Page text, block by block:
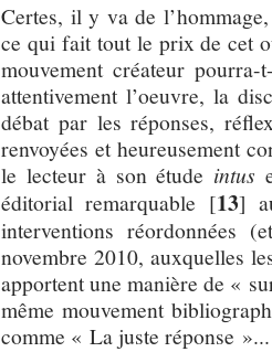
Certes, il y va de
ce qui fait tout le prix de cet
mouvement créateur
attentivement l’oeuvre, la
débat par les réponses,
renvoyées et heureusement
le lecteur à son étude intus
éditorial remarquable [13]
interventions réordonnées
novembre 2010, auxquelles
apportent une manière de «
même mouvement
comme « La juste réponse »...